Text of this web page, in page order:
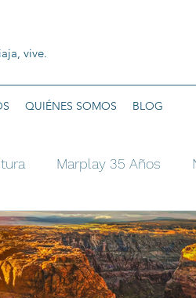
vive.
QUIÉNES SOMOS BLOG
Marplay 35 Años